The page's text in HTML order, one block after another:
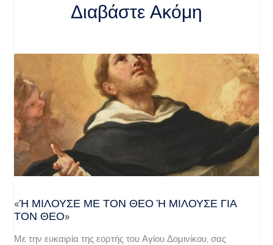
Διαβάστε Ακόμη
«Ή ΜΙΛΟΎΣΕ ΜΕ ΤΟΝ ΘΕΌ Ή ΜΙΛΟΎΣΕ ΓΙΑ ΤΟ
Ν ΘΕΌ»
Με την ευκαιρία της εορτής του Αγίου Δομινίκου, σας